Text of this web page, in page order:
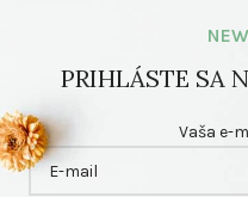
PRIHLÁSTE SA
Vaša e-